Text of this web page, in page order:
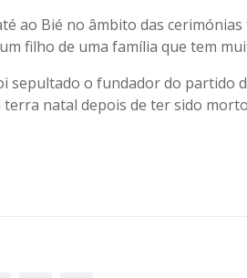
ao Bié no âmbito das
filho de uma família que tem
sepultado o fundador do partido
natal depois de ter sido